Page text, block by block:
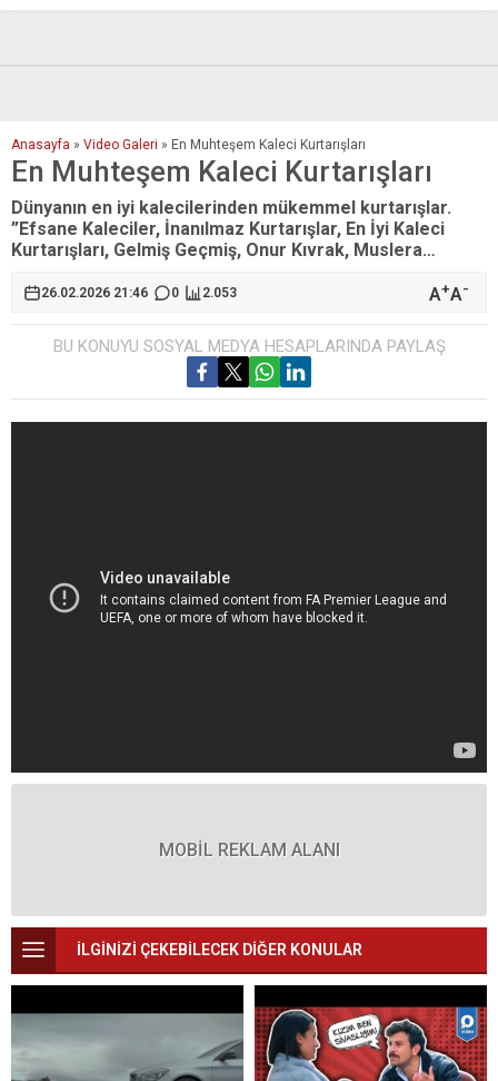
Anasayfa » Video Galeri » En Muhteşem Kaleci Kurtarışları
En Muhteşem Kaleci Kurtarışları
Dünyanın en iyi kalecilerinden mükemmel kurtarışlar.
”Efsane Kaleciler, İnanılmaz Kurtarışlar, En İyi Kaleci
Kurtarışları, Gelmiş Geçmiş, Onur Kıvrak, Muslera…
26.02.2026 21:46 0 2.053 A+A-
BU KONUYU SOSYAL MEDYA HESAPLARINDA PAYLAŞ
MOBİL REKLAM ALANI
İLGİNİZİ ÇEKEBİLECEK DİĞER KONULAR